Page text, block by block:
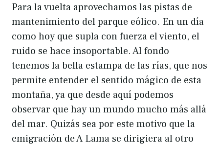
Para la vuelta aprovechamos las pistas de
mantenimiento del parque eólico. En un día
como hoy que supla con fuerza el viento, el
ruido se hace insoportable. Al fondo
tenemos la bella estampa de las rías, que nos
permite entender el sentido mágico de esta
montaña, ya que desde aquí podemos
observar que hay un mundo mucho más allá
del mar. Quizás sea por este motivo que la
emigración de A Lama se dirigiera al otro